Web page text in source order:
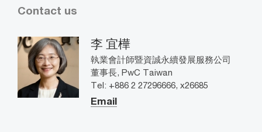
Contact us
李 宜樺
執業會計師暨資誠永續發展服務公司
董事長, PwC Taiwan
Tel: +886 2 27296666, x26685
Email